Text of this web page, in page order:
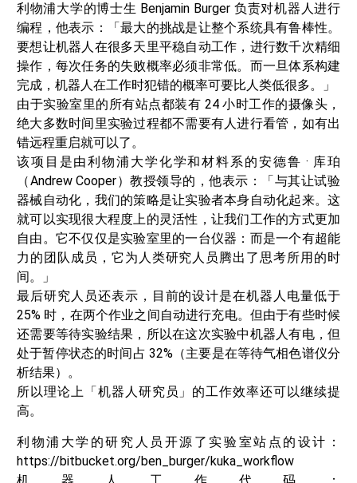
利物浦大学的博士生 Benjamin Burger 负责对机器人进行
编程，他表示：「最大的挑战是让整个系统具有鲁棒性。
要想让机器人在很多天里平稳自动工作，进行数千次精细
操作，每次任务的失败概率必须非常低。而一旦体系构建
完成，机器人在工作时犯错的概率可要比人类低很多。」
由于实验室里的所有站点都装有 24 小时工作的摄像头，
绝大多数时间里实验过程都不需要有人进行看管，如有出
错远程重启就可以了。
该项目是由利物浦大学化学和材料系的安德鲁 · 库珀
（Andrew Cooper）教授领导的，他表示：「与其让试验
器械自动化，我们的策略是让实验者本身自动化起来。这
就可以实现很大程度上的灵活性，让我们工作的方式更加
自由。它不仅仅是实验室里的一台仪器：而是一个有超能
力的团队成员，它为人类研究人员腾出了思考所用的时
间。」
最后研究人员还表示，目前的设计是在机器人电量低于
25% 时，在两个作业之间自动进行充电。但由于有些时候
还需要等待实验结果，所以在这次实验中机器人有电，但
处于暂停状态的时间占 32%（主要是在等待气相色谱仪分
析结果）。
所以理论上「机器人研究员」的工作效率还可以继续提
高。
利物浦大学的研究人员开源了实验室站点的设计：
https://bitbucket.org/ben_burger/kuka_workflow
机器人工作代码：